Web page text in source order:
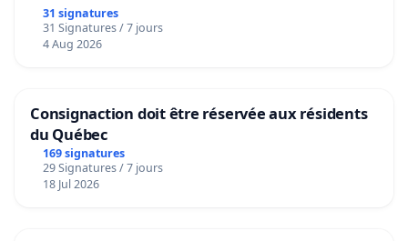
31 signatures
31 Signatures / 7 jours
4 Aug 2026
Consignaction doit être réservée aux résidents
du Québec
169 signatures
29 Signatures / 7 jours
18 Jul 2026